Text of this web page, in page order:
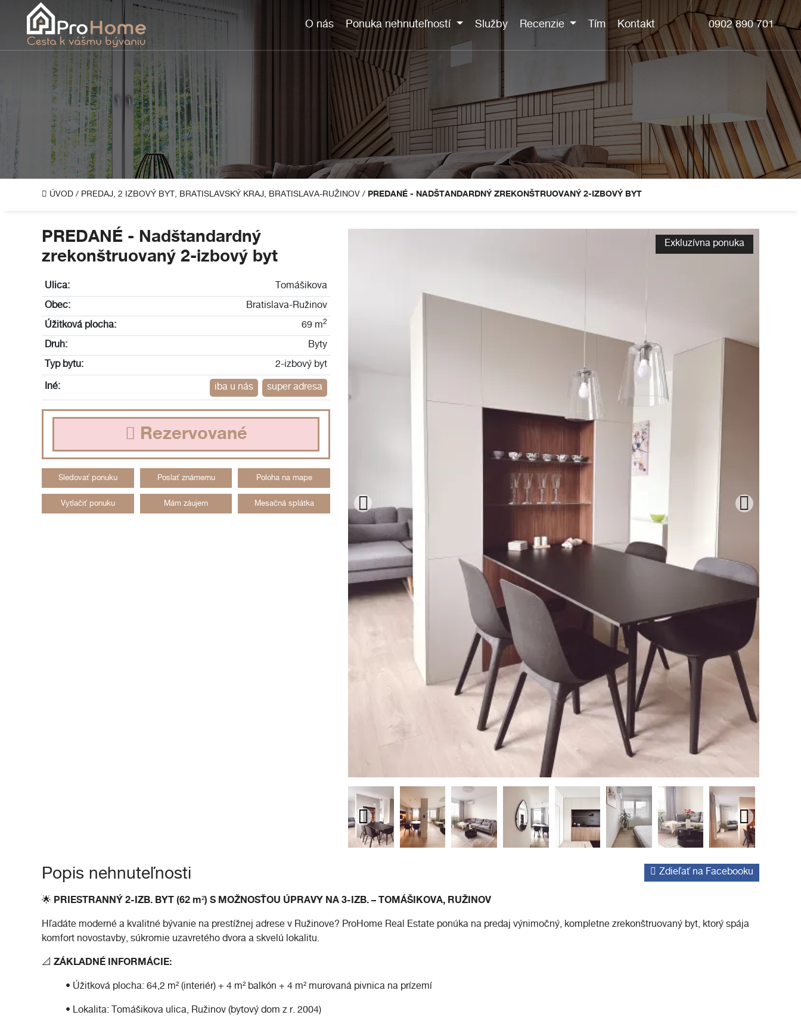
O nás Ponuka nehnuteľností Služby Recenzie Tím Kontakt 0902 890 701
ÚVOD / PREDAJ, 2 IZBOVÝ BYT, BRATISLAVSKÝ KRAJ, BRATISLAVA-RUŽINOV / PREDANÉ - NADŠTANDARDNÝ ZREKONŠTRUOVANÝ 2-IZBOVÝ BYT
PREDANÉ - Nadštandardný
zrekonštruovaný 2-izbový byt
Ulica: Tomášikova
Obec: Bratislava-Ružinov
Úžitková plocha: 69 m2
Druh: Byty
Typ bytu: 2-izbový byt
Iné: iba u nás super adresa
Rezervované
Sledovať ponuku Poslať známemu Poloha na mape
Vytlačiť ponuku Mám záujem Mesačná splátka
Exkluzívna ponuka
Popis nehnuteľnosti Zdieľať na Facebooku
🌟 PRIESTRANNÝ 2-IZB. BYT (62 m²) S MOŽNOSŤOU ÚPRAVY NA 3-IZB. – TOMÁŠIKOVA, RUŽINOV
Hľadáte moderné a kvalitné bývanie na prestížnej adrese v Ružinove? ProHome Real Estate ponúka na predaj výnimočný, kompletne zrekonštruovaný byt, ktorý spája
komfort novostavby, súkromie uzavretého dvora a skvelú lokalitu.
📐 ZÁKLADNÉ INFORMÁCIE:
• Úžitková plocha: 64,2 m² (interiér) + 4 m² balkón + 4 m² murovaná pivnica na prízemí
• Lokalita: Tomášikova ulica, Ružinov (bytový dom z r. 2004)